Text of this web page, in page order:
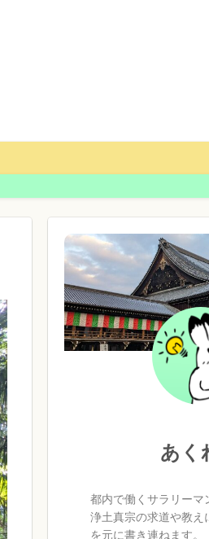
あく
都内で働くサラリーマ
浄土真宗の求道や教え
を元に書き連ねます。